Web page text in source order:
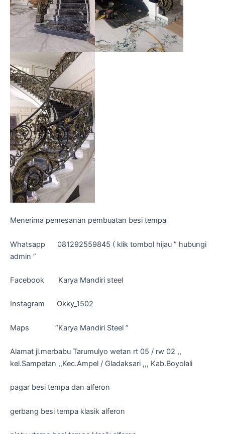
Menerima pemesanan pembuatan besi tempa
Whatsapp 081292559845 ( klik tombol hijau ” hubungi
admin ”
Facebook Karya Mandiri steel
Instagram Okky_1502
Maps “Karya Mandiri Steel ”
Alamat jl.merbabu Tarumulyo wetan rt 05 / rw 02 ,,
kel.Sampetan ,,Kec.Ampel / Gladaksari ,,, Kab.Boyolali
pagar besi tempa dan alferon
gerbang besi tempa klasik alferon